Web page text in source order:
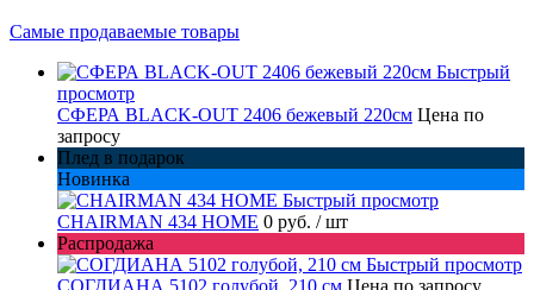
Самые продаваемые товары
Быстрый
просмотр
СФЕРА BLACK-OUT 2406 бежевый 220см Цена по
запросу
Плед в подарок
Новинка
Быстрый просмотр
CHAIRMAN 434 HOME 0 руб. / шт
Распродажа
Быстрый просмотр
СОГДИАНА 5102 голубой, 210 см Цена по запросу